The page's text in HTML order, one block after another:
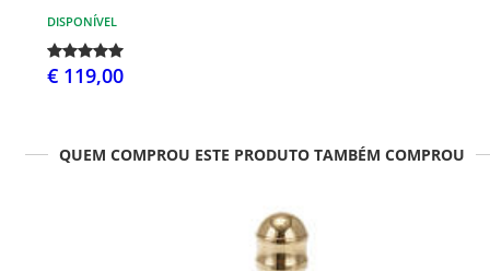
DISPONÍVEL
€ 119,00
QUEM COMPROU ESTE PRODUTO TAMBÉM COMPROU